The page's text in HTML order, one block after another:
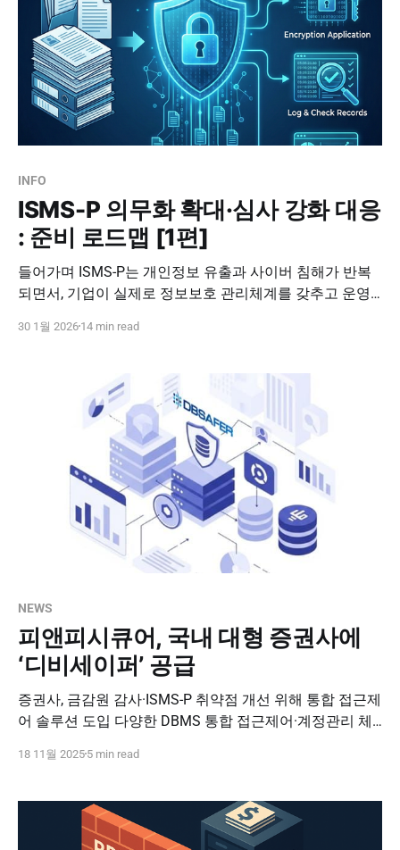
INFO
ISMS-P 의무화 확대·심사 강화 대응
: 준비 로드맵 [1편]
들어가며 ISMS-P는 개인정보 유출과 사이버 침해가 반복
되면서, 기업이 실제로 정보보호 관리체계를 갖추고 운영
단발성 보안 솔루션 도입이나 문서 정리만으로는 사고를
호를 함께 묶어 점검하는 기준이 필요해졌고, 그 결과가
ISMS-P로 정리됐습니다. 즉 ISMS-P는 규정 준수용 체크리
스트가 아니라, 사고를
30 1월 2026 14 min read
NEWS
피앤피시큐어, 국내 대형 증권사에
‘디비세이퍼’ 공급
증권사, 금감원 감사·ISMS-P 취약점 개선 위해 통합 접근제
어 솔루션 도입 다양한 DBMS 통합 접근제어·계정관리 체
능 (데이터넷, 김선애 기자, 2025.11.18) 피앤피시큐어(대
리 시스템을 구축했다고 18일 밝혔다. 이번
18 11월 2025 5 min read